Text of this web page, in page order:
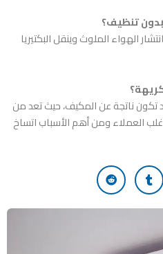
تنظيف؟
الهواء الملوث وينقل البكتيريا
تكون ناتجة عن المكيف، حيث تعد من
العملاء ومن أهم الأسباب اتساخ